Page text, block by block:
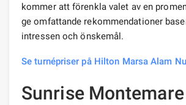
kommer att förenkla valet av en
ge omfattande rekommendationer
intressen och önskemål.
Se turnépriser på Hilton Marsa Alam
Sunrise